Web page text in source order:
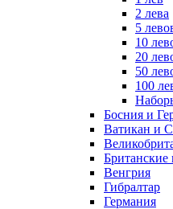
2 лева
5
10
20
50
100
Босния и
Ватикан и
Британские
Венгрия
Гибралтар
Германия